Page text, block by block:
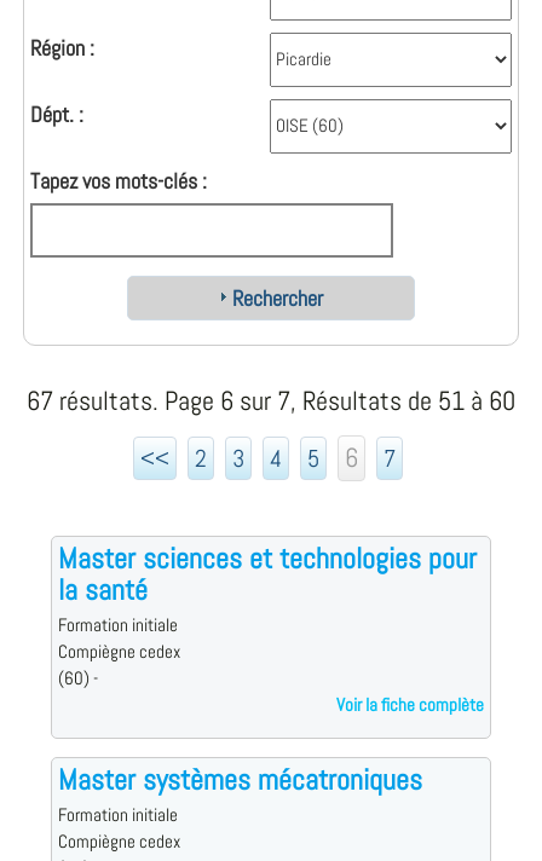
Région :
Dépt. :
Tapez vos mots-clés :
Rechercher
67 résultats. Page 6 sur 7, Résultats de 51 à 60
<< 2 3 4 5 6 7
Master sciences et technologies pour
la santé
Formation initiale
Compiègne cedex
(60) -
Voir la fiche complète
Master systèmes mécatroniques
Formation initiale
Compiègne cedex